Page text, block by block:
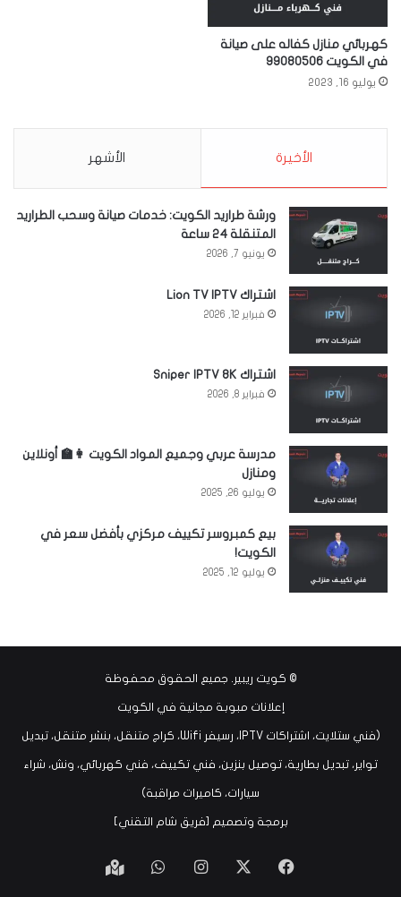
كهربائي منازل كفاله على صيانة
في الكويت 99080506
يوليو 16, 2023
الأخيرة الأشهر
ورشة طراريد الكويت: خدمات صيانة وسحب الطراريد
المتنقلة 24 ساعة
يونيو 7, 2026
اشتراك Lion TV IPTV
فبراير 12, 2026
اشتراك Sniper IPTV 8K
فبراير 8, 2026
مدرسة عربي وجميع المواد الكويت 👩‍🏫 أونلاين
ومنازل
يوليو 26, 2025
بيع كمبروسر تكييف مركزي بأفضل سعر في
الكويت!
يوليو 12, 2025
© كويت ريبير . جميع الحقوق محفوظة
إعلانات مبوبة مجانية في الكويت
(فني ستلايت، اشتراكات IPTV، رسيفر Wifi، كراج متنقل، بنشر متنقل، تبديل
تواير، تبديل بطارية، توصيل بنزين، فني تكييف، فني كهربائي، ونش، شراء
سيارات، كاميرات مراقبة)
برمجة وتصميم [فريق شام التقني]
فيسبوك انستقرامواتسابGoogle